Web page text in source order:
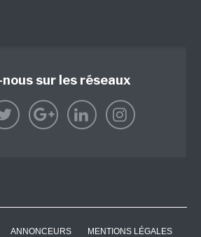
sur les réseaux
ANNONCEURS
MENTIONS LÉGALES